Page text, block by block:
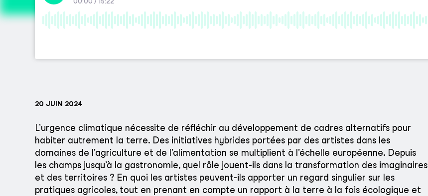
20 JUIN 2024
L’urgence climatique nécessite de réfléchir au développement de cadres alternatifs pour
habiter autrement la terre. Des initiatives hybrides portées par des artistes dans les
domaines de l’agriculture et de l’alimentation se multiplient à l’échelle européenne. Depuis
les champs jusqu’à la gastronomie, quel rôle jouent-ils dans la transformation des imaginaires
et des territoires ? En quoi les artistes peuvent-ils apporter un regard singulier sur les
pratiques agricoles, tout en prenant en compte un rapport à la terre à la fois écologique et